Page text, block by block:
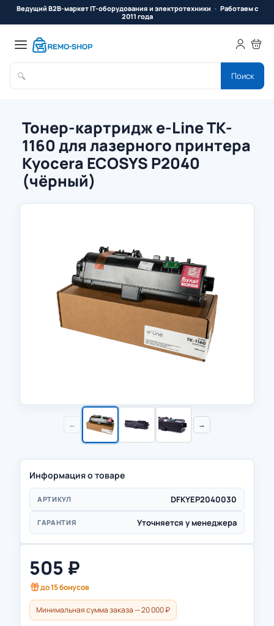
Ведущий B2B-маркет IT-оборудования и электротехники
Работаем с
2011 года
🔍 Поиск
Тонер-картридж e-Line TK-
1160 для лазерного принтера
Kyocera ECOSYS P2040
(чёрный)
← →
Информация о товаре
АРТИКУЛ DFKYEP2040030
ГАРАНТИЯ Уточняется у менеджера
505 ₽
до15бонусов
Минимальная сумма заказа — 20 000 ₽